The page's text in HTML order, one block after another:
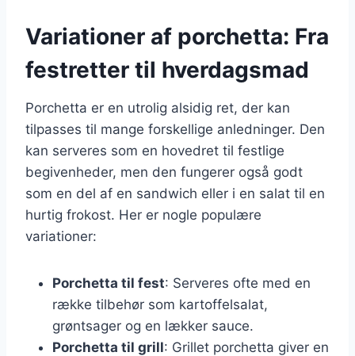
Variationer af porchetta: Fra
festretter til hverdagsmad
Porchetta er en utrolig alsidig ret, der kan
tilpasses til mange forskellige anledninger. Den
kan serveres som en hovedret til festlige
begivenheder, men den fungerer også godt
som en del af en sandwich eller i en salat til en
hurtig frokost. Her er nogle populære
variationer:
Porchetta til fest: Serveres ofte med en
række tilbehør som kartoffelsalat,
grøntsager og en lækker sauce.
Porchetta til grill: Grillet porchetta giver en